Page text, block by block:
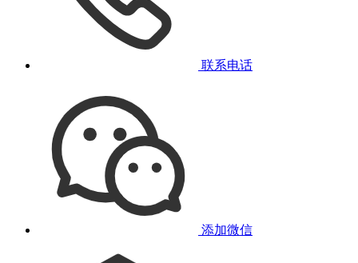
联系电话
添加微信